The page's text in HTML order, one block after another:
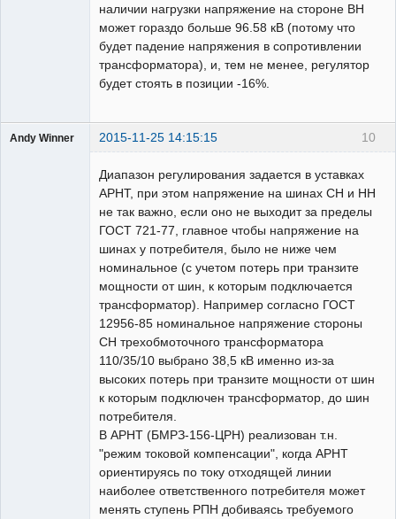
наличии нагрузки напряжение на стороне ВН
может гораздо больше 96.58 кВ (потому что
будет падение напряжения в сопротивлении
трансформатора), и, тем не менее, регулятор
будет стоять в позиции -16%.
10
Andy Winner 2015-11-25 14:15:15
Диапазон регулирования задается в уставках
АРНТ, при этом напряжение на шинах СН и НН
не так важно, если оно не выходит за пределы
ГОСТ 721-77, главное чтобы напряжение на
шинах у потребителя, было не ниже чем
номинальное (с учетом потерь при транзите
мощности от шин, к которым подключается
трансформатор). Например согласно ГОСТ
12956-85 номинальное напряжение стороны
СН трехобмоточного трансформатора
110/35/10 выбрано 38,5 кВ именно из-за
высоких потерь при транзите мощности от шин
к которым подключен трансформатор, до шин
потребителя.
В АРНТ (БМРЗ-156-ЦРН) реализован т.н.
"режим токовой компенсации", когда АРНТ
ориентируясь по току отходящей линии
наиболее ответственного потребителя может
менять ступень РПН добиваясь требуемого